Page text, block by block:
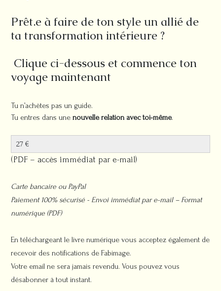
Prêt.e à faire de ton style un allié de
ta transformation intérieure ?
Clique ci-dessous et commence ton
voyage maintenant
Tu n’achètes pas un guide.
Tu entres dans unenouvelle relation avec toi-même.
27 €
(PDF – accès immédiat par e-mail)
Carte bancaire ou PayPal
Paiement 100% sécurisé - Envoi immédiat par e-mail – Format
numérique (PDF)
En téléchargeant le livre numérique vous acceptez également de
recevoir des notifications de Fabimage.
Votre email ne sera jamais revendu. Vous pouvez vous
désabonner à tout instant.